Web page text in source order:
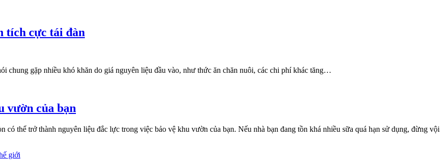
tích cực tái đàn
chung gặp nhiều khó khăn do giá nguyên liệu đầu vào, như thức ăn chăn nuôi, các chi phí khác tăng…
vườn của bạn
có thể trở thành nguyên liệu đắc lực trong việc bảo vệ khu vườn của bạn. Nếu nhà bạn đang tồn khá nhiều sữa quá hạn sử dụng, đừng vội